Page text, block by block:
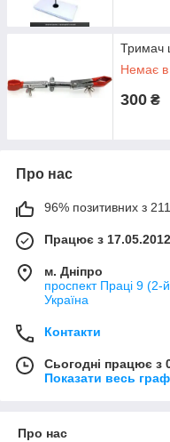
Тримач
Немає в
300 ₴
Про нас
96% позитивних з 211
Працює з 17.05.2012
м. Дніпро
проспект Праці 9
Україна
Контакти
Сьогодні працює з
Показати весь
Про нас